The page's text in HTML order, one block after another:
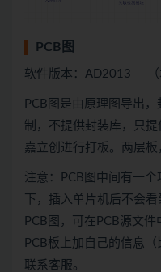
PCB图
软件版本：AD2013 （
PCB图是由原理图导出
制，不提供封装库，只
嘉立创进行打板。两层板
注意：PCB图中间有一
下，插入单片机后不会
PCB图，可在PCB源文
PCB板上加自己的信息
联系客服。